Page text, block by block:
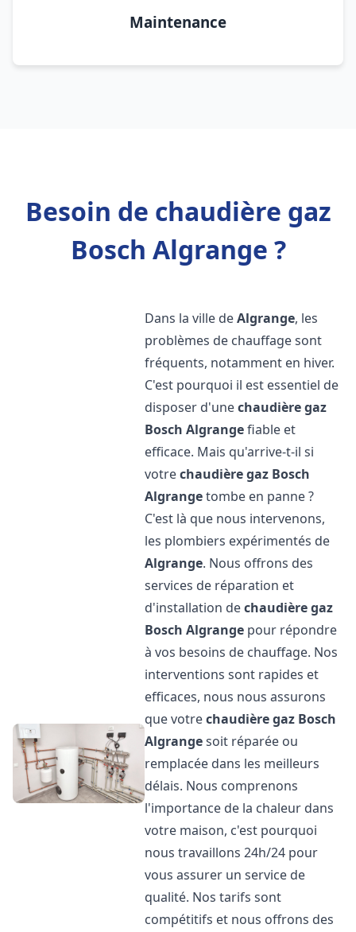
Maintenance
Besoin de chaudière gaz
Bosch Algrange ?
Dans la ville deAlgrange, les
problèmes de chauffage sont
fréquents, notamment en hiver.
C'est pourquoi il est essentiel de
disposer d'unechaudière gaz
Bosch Algrangefiable et
efficace. Mais qu'arrive-t-il si
votrechaudière gaz Bosch
Algrangetombe en panne ?
C'est là que nous intervenons,
les plombiers expérimentés de
Algrange. Nous offrons des
services de réparation et
d'installation dechaudière gaz
Bosch Algrange pour répondre
à vos besoins de chauffage. Nos
interventions sont rapides et
efficaces, nous nous assurons
que votrechaudière gaz Bosch
Algrangesoit réparée ou
remplacée dans les meilleurs
délais. Nous comprenons
l'importance de la chaleur dans
votre maison, c'est pourquoi
nous travaillons 24h/24 pour
vous assurer un service de
qualité. Nos tarifs sont
compétitifs et nous offrons des